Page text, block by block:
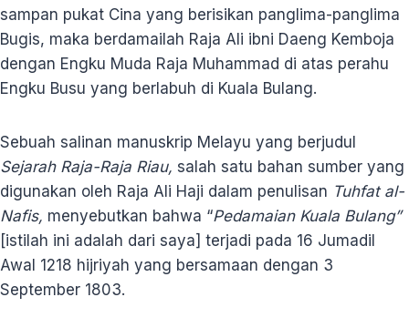
sampan pukat Cina yang berisikan panglima-panglima
Bugis, maka berdamailah Raja Ali ibni Daeng Kemboja
dengan Engku Muda Raja Muhammad di atas perahu
Engku Busu yang berlabuh di Kuala Bulang.
Sebuah salinan manuskrip Melayu yang berjudul
Sejarah Raja-Raja Riau, salah satu bahan sumber yang
digunakan oleh Raja Ali Haji dalam penulisan Tuhfat al-
Nafis, menyebutkan bahwa “Pedamaian Kuala Bulang”
[istilah ini adalah dari saya] terjadi pada 16 Jumadil
Awal 1218 hijriyah yang bersamaan dengan 3
September 1803.